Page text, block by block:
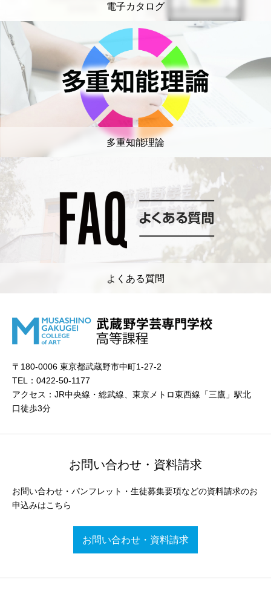
電子カタログ
多重知能理論
よくある質問
〒180-0006 東京都武蔵野市中町1-27-2
TEL：0422-50-1177
アクセス：JR中央線・総武線、東京メトロ東西線「三鷹」駅北
口徒歩3分
お問い合わせ・資料請求
お問い合わせ・パンフレット・生徒募集要項などの資料請求のお
申込みはこちら
お問い合わせ・資料請求